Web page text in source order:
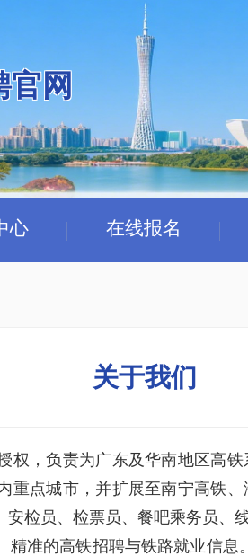
网
心 在线报名
关于我们
权，负责为广东及华南地区高
重点城市，并扩展至南宁高铁
检员、检票员、餐吧乘务员、
准的高铁招聘与铁路就业信